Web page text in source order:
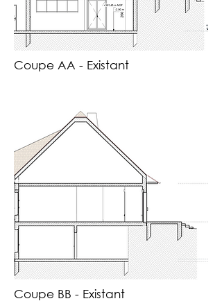
Coupe AA - Existant
Coupe BB - Existant